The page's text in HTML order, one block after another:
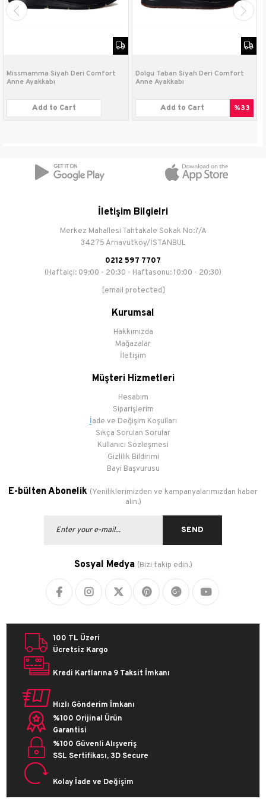
Missmamma Siyah Deri Comfort
Anne Ayakkabı
Add to Cart
Dolgu Taban Siyah Deri Comfort
Anne Ayakkabı
Add to Cart %33
İletişim Bilgielri
Merkez Mahallesi Tahtakale Sokak No:7/A
34275 Arnavutköy/İSTANBUL
0212 597 7707
(Haftaiçi: 09:00 - 20:30 - Haftasonu: 10:00 - 20:30)
[email protected]
Kurumsal
Hakkımızda
Mağazalar
İletişim
Müşteri Hizmetleri
Hesabım
Siparişlerim
İade ve Değişim Koşulları
Sıkça Sorulan Sorular
Kullanıcı Sözleşmesi
Gizlilik Bildirimi
Bayi Başvurusu
E-bülten Abonelik (Yeniliklerimizden ve kampanyalarımızdan haber
alın.)
SEND
Sosyal Medya (Bizi takip edin.)
100 TL Üzeri
Ücretsiz Kargo
Kredi Kartlarına 9 Taksit İmkanı
Hızlı Gönderim İmkanı
%100 Orijinal Ürün
Garantisi
%100 Güvenli Alışveriş
SSL Sertifikası, 3D Secure
Kolay İade ve Değişim